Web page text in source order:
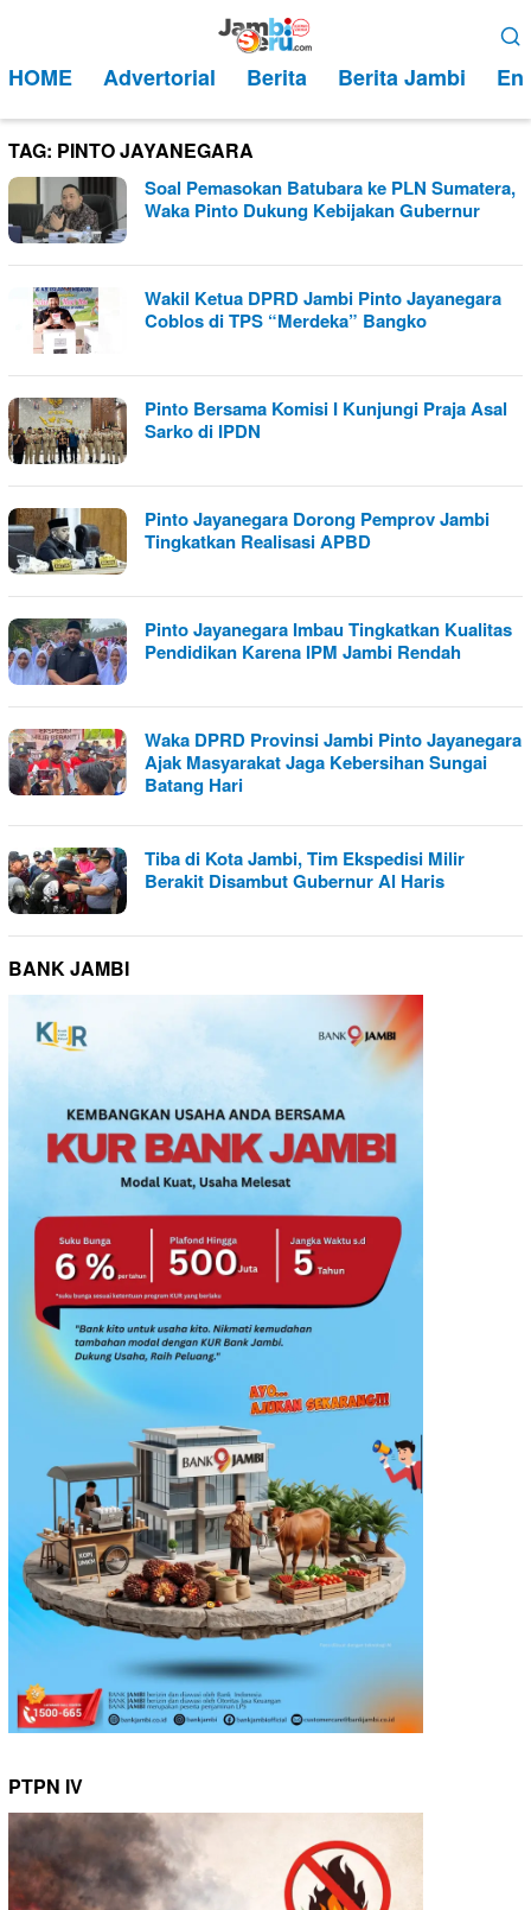
kontenMobile
HOME Advertorial Berita Berita Jambi
TAG: PINTO JAYANEGARA
Soal Pemasokan Batubara ke PLN Sumatera,
Waka Pinto Dukung Kebijakan Gubernur
Wakil Ketua DPRD Jambi Pinto Jayanegara
Coblos di TPS “Merdeka” Bangko
Pinto Bersama Komisi I Kunjungi Praja Asal
Sarko di IPDN
Pinto Jayanegara Dorong Pemprov Jambi
Tingkatkan Realisasi APBD
Pinto Jayanegara Imbau Tingkatkan Kualitas
Pendidikan Karena IPM Jambi Rendah
Waka DPRD Provinsi Jambi Pinto Jayanegara
Ajak Masyarakat Jaga Kebersihan Sungai
Batang Hari
Tiba di Kota Jambi, Tim Ekspedisi Milir
Berakit Disambut Gubernur Al Haris
BANK JAMBI
PTPN IV